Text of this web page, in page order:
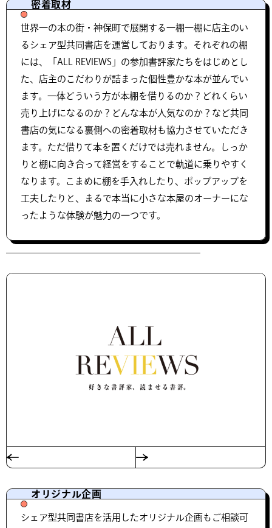
密着取材
世界一の本の街・神保町で展開する一棚一棚に店主のい
るシェア型共同書店を運営しております。それぞれの棚
には、「ALL REVIEWS」の参加書評家たちをはじめとし
た、店主のこだわりが詰まった個性豊かな本が並んでい
ます。一体どういう方が本棚を借りるのか？どれくらい
売り上げになるのか？どんな本が人気なのか？など共同
書店の気になる裏側への密着取材も協力させていただき
ます。ただ借りて本を置くだけでは売れません。しっか
りと棚に向き合って経営をすることで軌道に乗りやすく
なります。こまめに棚を手入れしたり、ポップアップを
工夫したりと、まるで本当に小さな本屋のオーナーにな
ったような体験が魅力の一つです。
オリジナル企画
シェア型共同書店を活用したオリジナル企画もご相談可